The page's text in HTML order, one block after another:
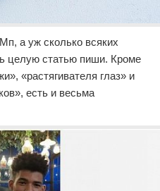
а уж сколько всяких
целую статью пиши. Кроме
«растягивателя глаз» и
есть и весьма